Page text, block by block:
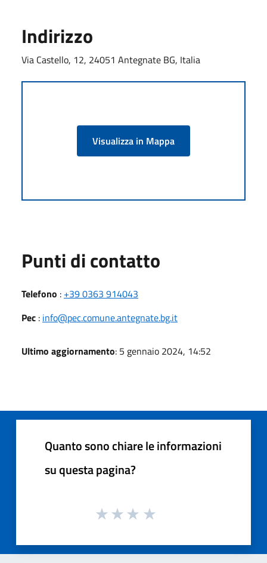
Indirizzo
Via Castello, 12, 24051 Antegnate BG, Italia
Visualizza in Mappa
Punti di contatto
Telefono : +39 0363 914043
Pec : info@pec.comune.antegnate.bg.it
Ultimo aggiornamento: 5 gennaio 2024, 14:52
Quanto sono chiare le informazioni
su questa pagina?